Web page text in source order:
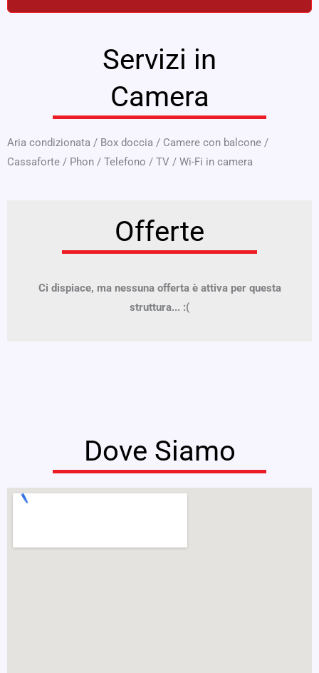
Servizi in
Camera
Aria condizionata / Box doccia / Camere con balcone /
Cassaforte / Phon / Telefono / TV / Wi-Fi in camera
Offerte
Ci dispiace, ma nessuna offerta è attiva per questa
struttura... :(
Dove Siamo